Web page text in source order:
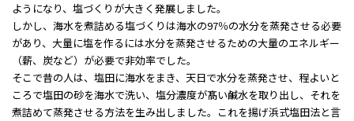
ようになり、塩づくりが大きく発展しました。
しかし、海水を煮詰める塩づくりは海水の97％の水分を蒸発させる必要
があり、大量に塩を作るには水分を蒸発させるための大量のエネルギー
（薪、炭など）が必要で非効率でした。
そこで昔の人は、塩田に海水をまき、天日で水分を蒸発させ、程よいと
ころで塩田の砂を海水で洗い、塩分濃度が髙い鹹水を取り出し、それを
煮詰めて蒸発させる方法を生み出しました。これを揚げ浜式塩田法と言